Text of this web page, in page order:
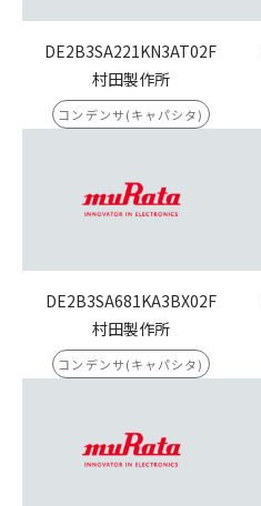
DE2B3SA221KN3AT02F
村田製作所
コンデンサ(キャパシタ)
DE2B3SA681KA3BX02F
村田製作所
コンデンサ(キャパシタ)